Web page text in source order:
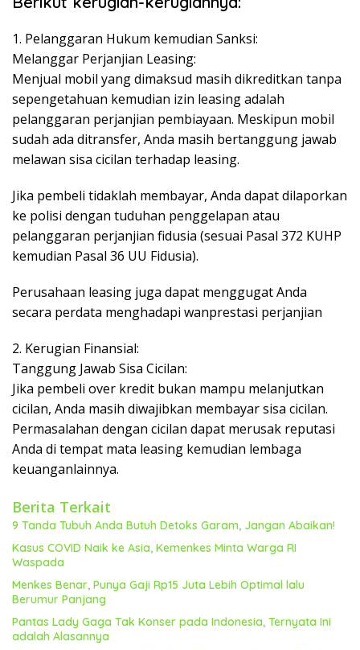
1. Pelanggaran Hukum kemudian Sanksi:
Melanggar Perjanjian Leasing:
Menjual mobil yang dimaksud masih dikreditkan tanpa
sepengetahuan kemudian izin leasing adalah
pelanggaran perjanjian pembiayaan. Meskipun mobil
sudah ada ditransfer, Anda masih bertanggung jawab
melawan sisa cicilan terhadap leasing.
Jika pembeli tidaklah membayar, Anda dapat dilaporkan
ke polisi dengan tuduhan penggelapan atau
pelanggaran perjanjian fidusia (sesuai Pasal 372 KUHP
kemudian Pasal 36 UU Fidusia).
Perusahaan leasing juga dapat menggugat Anda
secara perdata menghadapi wanprestasi perjanjian
2. Kerugian Finansial:
Tanggung Jawab Sisa Cicilan:
Jika pembeli over kredit bukan mampu melanjutkan
cicilan, Anda masih diwajibkan membayar sisa cicilan.
Permasalahan dengan cicilan dapat merusak reputasi
Anda di tempat mata leasing kemudian lembaga
keuanganlainnya.
Berita Terkait
9 Tanda Tubuh Anda Butuh Detoks Garam, Jangan Abaikan!
Kasus COVID Naik ke Asia, Kemenkes Minta Warga RI
Waspada
Menkes Benar, Punya Gaji Rp15 Juta Lebih Optimal lalu
Berumur Panjang
Pantas Lady Gaga Tak Konser pada Indonesia, Ternyata Ini
adalah Alasannya